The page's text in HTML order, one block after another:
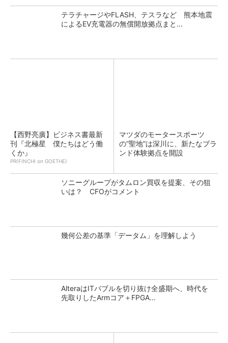
テラチャージやFLASH、テスラなど 熊本地震
によるEV充電器の無償開放拠点まと...
【西野亮廣】ビジネス書最新
刊『北極星 僕たちはどう働
くか』
PR(FINCHI on GOETHE)
マツダのモータースポーツ
の“聖地”は深川に、新たなブラ
ンド体験拠点を開設
ソニーグループがタムロン買収を提案、その狙
いは？ CFOがコメント
幾何公差の基準「データム」を理解しよう
AlteraはITバブルを切り抜け全盛期へ、時代を
先取りしたArmコア＋FPGA...